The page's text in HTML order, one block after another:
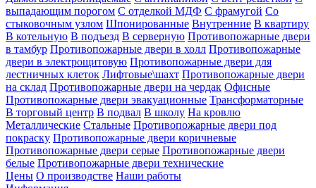
выпадающим порогом С отделкой МДФ С фрамугой Со
стыковочным узлом Шпонированные Внутренние В квартиру
В котельную В подъезд В серверную Противопожарные двери
в тамбур Противопожарные двери в холл Противопожарные
двери в электрощитовую Противопожарные двери для
лестничных клеток Лифтовые\шахт Противопожарные двери
на склад Противопожарные двери на чердак Офисные
Противопожарные двери эвакуационные Трансформаторные
В торговый центр В подвал В школу На кровлю
Металлические Стальные Противопожарные двери под
покраску Противопожарные двери коричневые
Противопожарные двери серые Противопожарные двери
белые Противопожарные двери технические
Цены О производстве Наши работы